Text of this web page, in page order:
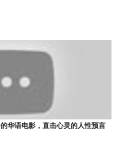
华语电影，直击心灵的人性预言